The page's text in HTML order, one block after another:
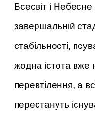
Всесвіт і
завершальній
стабільності,
жодна істота вже
перевтілення, а
перестануть